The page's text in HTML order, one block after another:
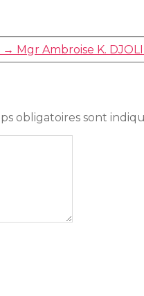
→ Mgr Ambroise K.
obligatoires sont